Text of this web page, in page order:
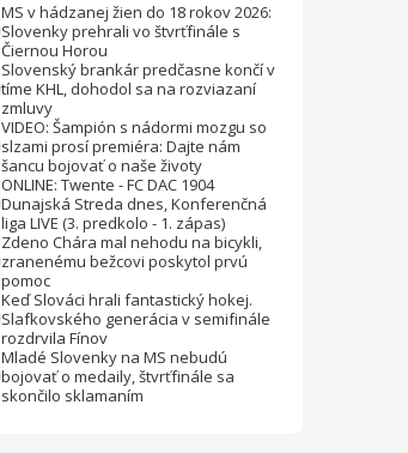
MS v hádzanej žien do 18 rokov 2026:
Slovenky prehrali vo štvrťfinále s
Čiernou Horou
Slovenský brankár predčasne končí v
tíme KHL, dohodol sa na rozviazaní
zmluvy
VIDEO: Šampión s nádormi mozgu so
slzami prosí premiéra: Dajte nám
šancu bojovať o naše životy
ONLINE: Twente - FC DAC 1904
Dunajská Streda dnes, Konferenčná
liga LIVE (3. predkolo - 1. zápas)
Zdeno Chára mal nehodu na bicykli,
zranenému bežcovi poskytol prvú
pomoc
Keď Slováci hrali fantastický hokej.
Slafkovského generácia v semifinále
rozdrvila Fínov
Mladé Slovenky na MS nebudú
bojovať o medaily, štvrťfinále sa
skončilo sklamaním